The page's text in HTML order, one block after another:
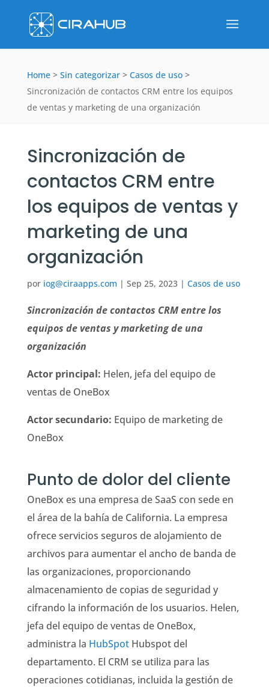
Home > Sin categorizar > Casos de uso >
Sincronización de contactos CRM entre los equipos
de ventas y marketing de una organización
Sincronización de
contactos CRM entre
los equipos de ventas y
marketing de una
organización
por iog@ciraapps.com | Sep 25, 2023| Casos de uso
Sincronización de contactos CRM entre los
equipos de ventas y marketing de una
organización
Actor principal: Helen, jefa del equipo de
ventas de OneBox
Actor secundario: Equipo de marketing de
OneBox
Punto de dolor del cliente
OneBox es una empresa de SaaS con sede en
el área de la bahía de California. La empresa
ofrece servicios seguros de alojamiento de
archivos para aumentar el ancho de banda de
las organizaciones, proporcionando
almacenamiento de copias de seguridad y
cifrando la información de los usuarios. Helen,
jefa del equipo de ventas de OneBox,
administra la HubSpotHubspot del
departamento. El CRM se utiliza para las
operaciones cotidianas, incluida la gestión de